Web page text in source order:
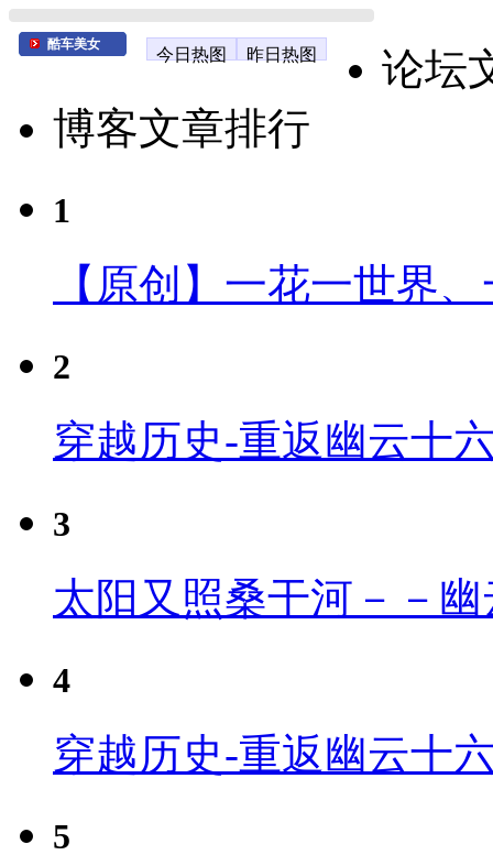
酷车美女
今日热图 昨日热图
论坛
博客文章排行
1
【原创】一花一世界
2
穿越历史-重返幽云十
3
太阳又照桑干河－－
4
穿越历史-重返幽云十
5